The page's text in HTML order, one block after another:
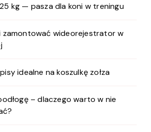
kg — pasza dla koni w treningu
zamontować wideorejestrator w
idealne na koszulkę zołza
– dlaczego warto w nie